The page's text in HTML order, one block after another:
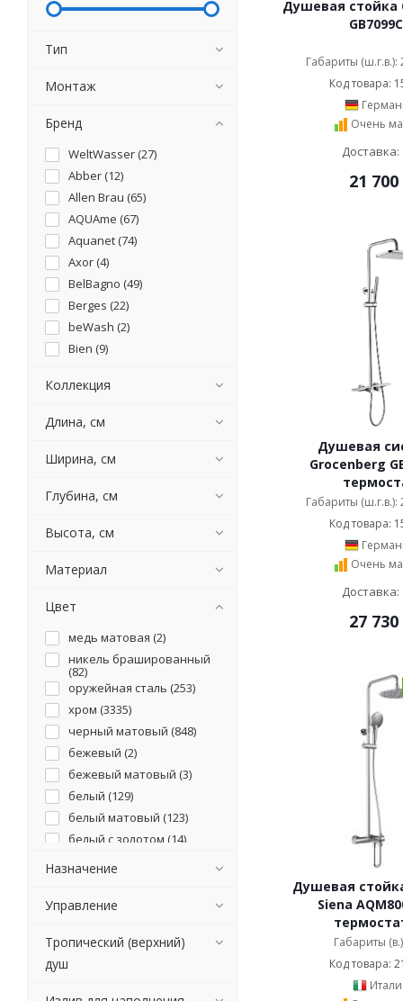
Душевая стойка
Габариты (ш.г.в.):
Код товара:
Очень
Доставка:
21 700
Душевая
Grocenberg
Габариты (ш.г.в.):
Код товара:
Очень
Доставка:
27 730
Душевая
Siena
Габариты
Код товара:
Тип
Монтаж
Бренд
WeltWasser (27)
Abber (12)
Allen Brau (65)
AQUAme (67)
Aquanet (74)
Axor (4)
BelBagno (49)
Berges (22)
beWash (2)
Bien (9)
Boch mann (
Bravat (55
Bugnatese (
Cerutti SPA (
Cezares (
D&K (
Decoroom (
Devon&Devon (
Duravit (4)
Esko (35)
Excellent (4)
Faop (9)
Fiore (78)
Ganzer (15)
Gappo (61)
GPD (22
Grocenberg (
Haiba (42
Hansgrohe (
442
Iddis (131)
Коллекция
Длина, см
Ширина, см
Глубина, см
Высота, см
Материал
Цвет
медь матовая (2)
никель брашированный
(82)
оружейная сталь (253)
хром (3335)
черный матовый (848)
бежевый (2)
бежевый матовый (3)
белый (129)
белый матовый (123)
белый с золотом (14)
белый с хромом (
бронзовый с белым (
Назначение
Управление
Тропический (верхний)
душ